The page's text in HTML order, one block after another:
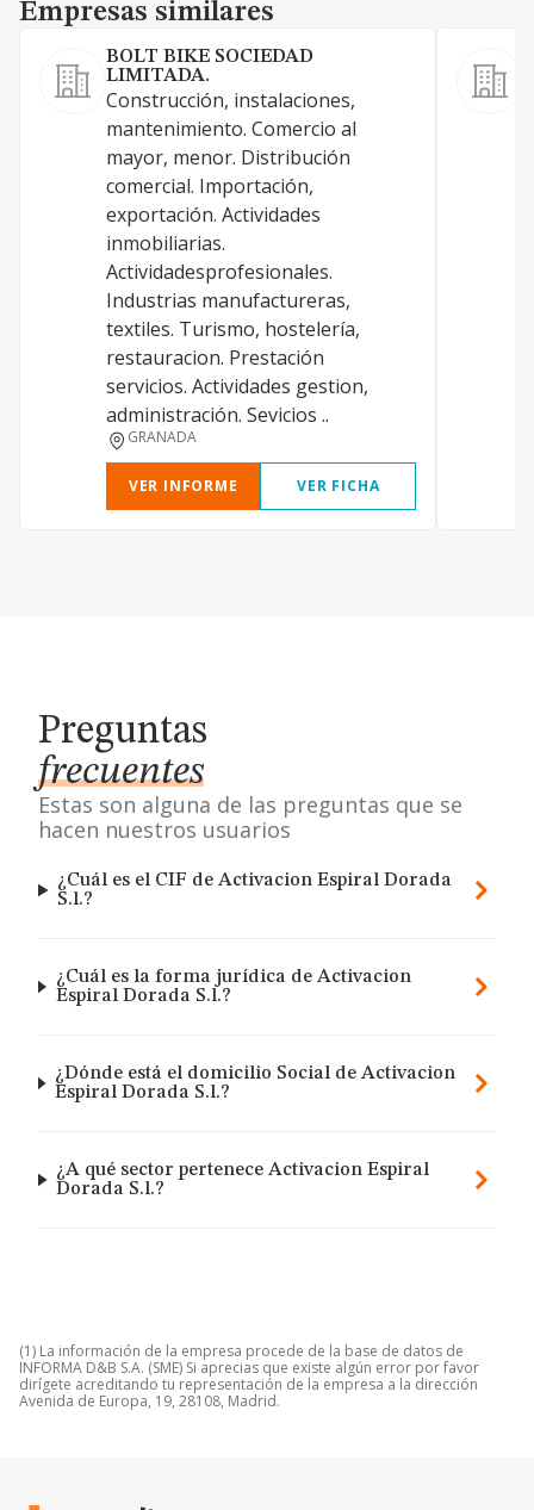
Empresas similares
BOLT BIKE SOCIEDAD
LIMITADA.
Construcción, instalaciones,
mantenimiento. Comercio al
mayor, menor. Distribución
comercial. Importación,
exportación. Actividades
inmobiliarias.
Actividadesprofesionales.
Industrias manufactureras,
textiles. Turismo, hostelería,
restauracion. Prestación
servicios. Actividades gestion,
administración. Sevicios ..
GRANADA
VER INFORME VER FICHA
Preguntas
frecuentes
Estas son alguna de las preguntas que se
hacen nuestros usuarios
¿Cuál es el CIF de Activacion Espiral Dorada
S.l.?
¿Cuál es la forma jurídica de Activacion
Espiral Dorada S.l.?
¿Dónde está el domicilio Social de Activacion
Espiral Dorada S.l.?
¿A qué sector pertenece Activacion Espiral
Dorada S.l.?
(1) La información de la empresa procede de la base de datos de
INFORMA D&B S.A. (SME) Si aprecias que existe algún error por favor
dirígete acreditando tu representación de la empresa a la dirección
Avenida de Europa, 19, 28108, Madrid.